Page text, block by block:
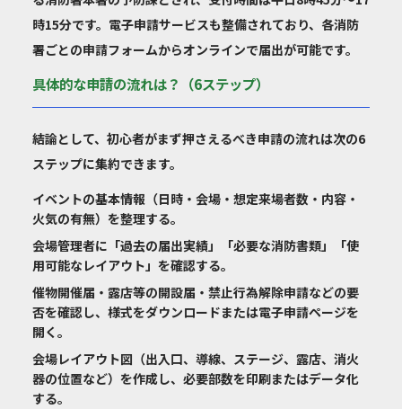
時15分です。電子申請サービスも整備されており、各消防
署ごとの申請フォームからオンラインで届出が可能です。
具体的な申請の流れは？（6ステップ）
結論として、初心者がまず押さえるべき申請の流れは次の6
ステップに集約できます。
イベントの基本情報（日時・会場・想定来場者数・内容・
火気の有無）を整理する。
会場管理者に「過去の届出実績」「必要な消防書類」「使
用可能なレイアウト」を確認する。
催物開催届・露店等の開設届・禁止行為解除申請などの要
否を確認し、様式をダウンロードまたは電子申請ページを
開く。
会場レイアウト図（出入口、導線、ステージ、露店、消火
器の位置など）を作成し、必要部数を印刷またはデータ化
する。